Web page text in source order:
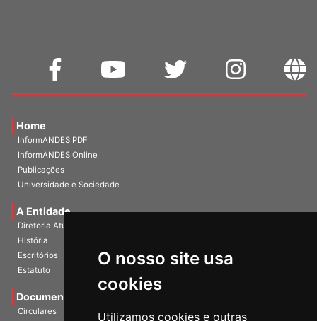
O nosso site usa
cookies
Utilizamos cookies e outras
Home
InformANDES PDF
InformANDES Online
Publicações
Universidade e Sociedade
A Entidade
Diretoria Atual
História
Escritórios
Estatuto
Documentos
Circulares